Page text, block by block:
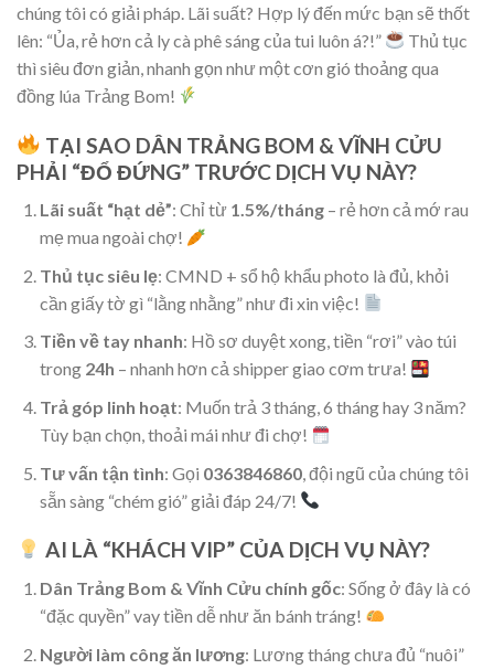
chúng tôi có giải pháp. Lãi suất? Hợp lý đến mức bạn sẽ thốt
lên: “Ủa, rẻ hơn cả ly cà phê sáng của tui luôn á?!”
Thủ tục
thì siêu đơn giản, nhanh gọn như một cơn gió thoảng qua
đồng lúa Trảng Bom!
TẠI SAO DÂN TRẢNG BOM & VĨNH CỬU
PHẢI “ĐỔ ĐỨNG” TRƯỚC DỊCH VỤ NÀY?
Lãi suất “hạt dẻ”: Chỉ từ 1.5%/tháng– rẻ hơn cả mớ rau
mẹ mua ngoài chợ!
Thủ tục siêu lẹ: CMND + sổ hộ khẩu photo là đủ, khỏi
cần giấy tờ gì “lằng nhằng” như đi xin việc!
Tiền về tay nhanh: Hồ sơ duyệt xong, tiền “rơi” vào túi
trong 24h – nhanh hơn cả shipper giao cơm trưa!
Trả góp linh hoạt: Muốn trả 3 tháng, 6 tháng hay 3 năm?
Tùy bạn chọn, thoải mái như đi chợ!
Tư vấn tận tình: Gọi 0363846860, đội ngũ của chúng tôi
sẵn sàng “chém gió” giải đáp 24/7!
AI LÀ “KHÁCH VIP” CỦA DỊCH VỤ NÀY?
Dân Trảng Bom & Vĩnh Cửu chính gốc: Sống ở đây là có
“đặc quyền” vay tiền dễ như ăn bánh tráng!
Người làm công ăn lương: Lương tháng chưa đủ “nuôi”